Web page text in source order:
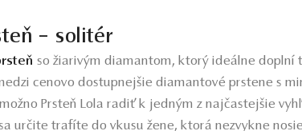
– solitér
so žiarivým diamantom, ktorý ideálne doplní
cenovo dostupnejšie diamantové prstene s
Prsteň Lola radiť k jedným z najčastejšie
určite trafíte do vkusu žene, ktorá nezvykne